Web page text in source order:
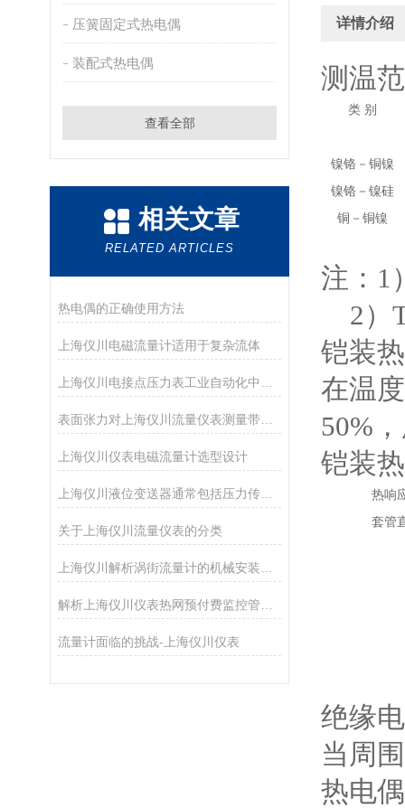
压簧固定式热电偶
装配式热电偶
查看全部
相关文章
RELATED ARTICLES
热电偶的正确使用方法
上海仪川电磁流量计适用于复杂流体
上海仪川仪表电磁流量计选型设计
上海仪川液位变送器通常包括压力传感器、信号调理电路和输出接口
关于上海仪川流量仪表的分类
流量计面临的挑战-上海仪川仪表
详情介绍
测温
类 别
镍铬－铜镍
镍铬－镍硅
铜－铜镍
注：1
2）
铠装
在温
50%
铠装
热响
套管
绝缘
当周
热电